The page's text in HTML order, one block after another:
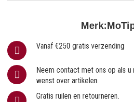
Merk:
Vanaf €250 gratis verzending
Neem contact met ons op als u
wenst over artikelen.
Gratis ruilen en retourneren.